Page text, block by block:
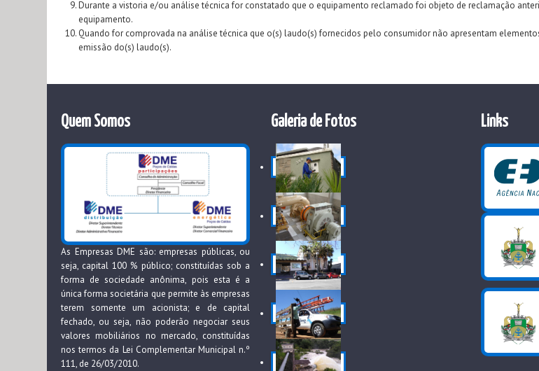
Durante a vistoria e/ou análise técnica for constatado que o equipamento reclamado foi objeto de reclamação
equipamento.
Quando for comprovada na análise técnica que o(s) laudo(s) fornecidos pelo consumidor não apresentam
emissão do(s) laudo(s).
Quem Somos
As Empresas DME são: empresas públicas, ou
seja, capital 100 % público; constituídas sob a
forma de sociedade anônima, pois esta é a
única forma societária que permite às empresas
terem somente um acionista; e de capital
fechado, ou seja, não poderão negociar seus
valores mobiliários no mercado, constituídas
nos termos da Lei Complementar Municipal n.º
111, de 26/03/2010.
Galeria de Fotos Links